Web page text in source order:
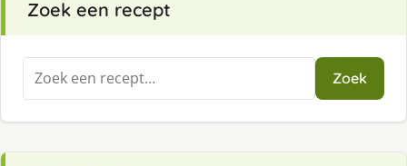
Zoek een recept
Zoeken
naar:
Zoek